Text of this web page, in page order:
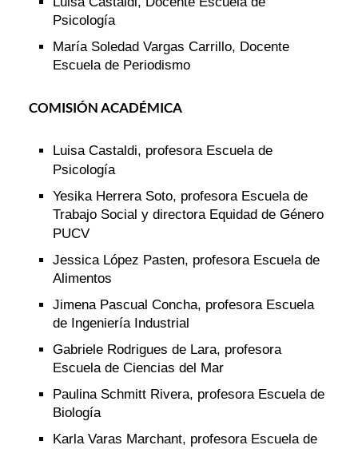
Psicología
María Soledad Vargas Carrillo, Docente
Escuela de Periodismo
COMISIÓN ACADÉMICA
Luisa Castaldi, profesora Escuela de
Psicología
Yesika Herrera Soto, profesora Escuela de
Trabajo Social y directora Equidad de Género
PUCV
Jessica López Pasten, profesora Escuela de
Alimentos
Jimena Pascual Concha, profesora Escuela
de Ingeniería Industrial
Gabriele Rodrigues de Lara, profesora
Escuela de Ciencias del Mar
Paulina Schmitt Rivera, profesora Escuela de
Biología
Karla Varas Marchant, profesora Escuela de